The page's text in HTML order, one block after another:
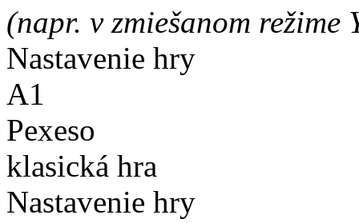
(napr. v zmiešanom režime
Nastavenie hry
A1
Pexeso
klasická hra
Nastavenie hry